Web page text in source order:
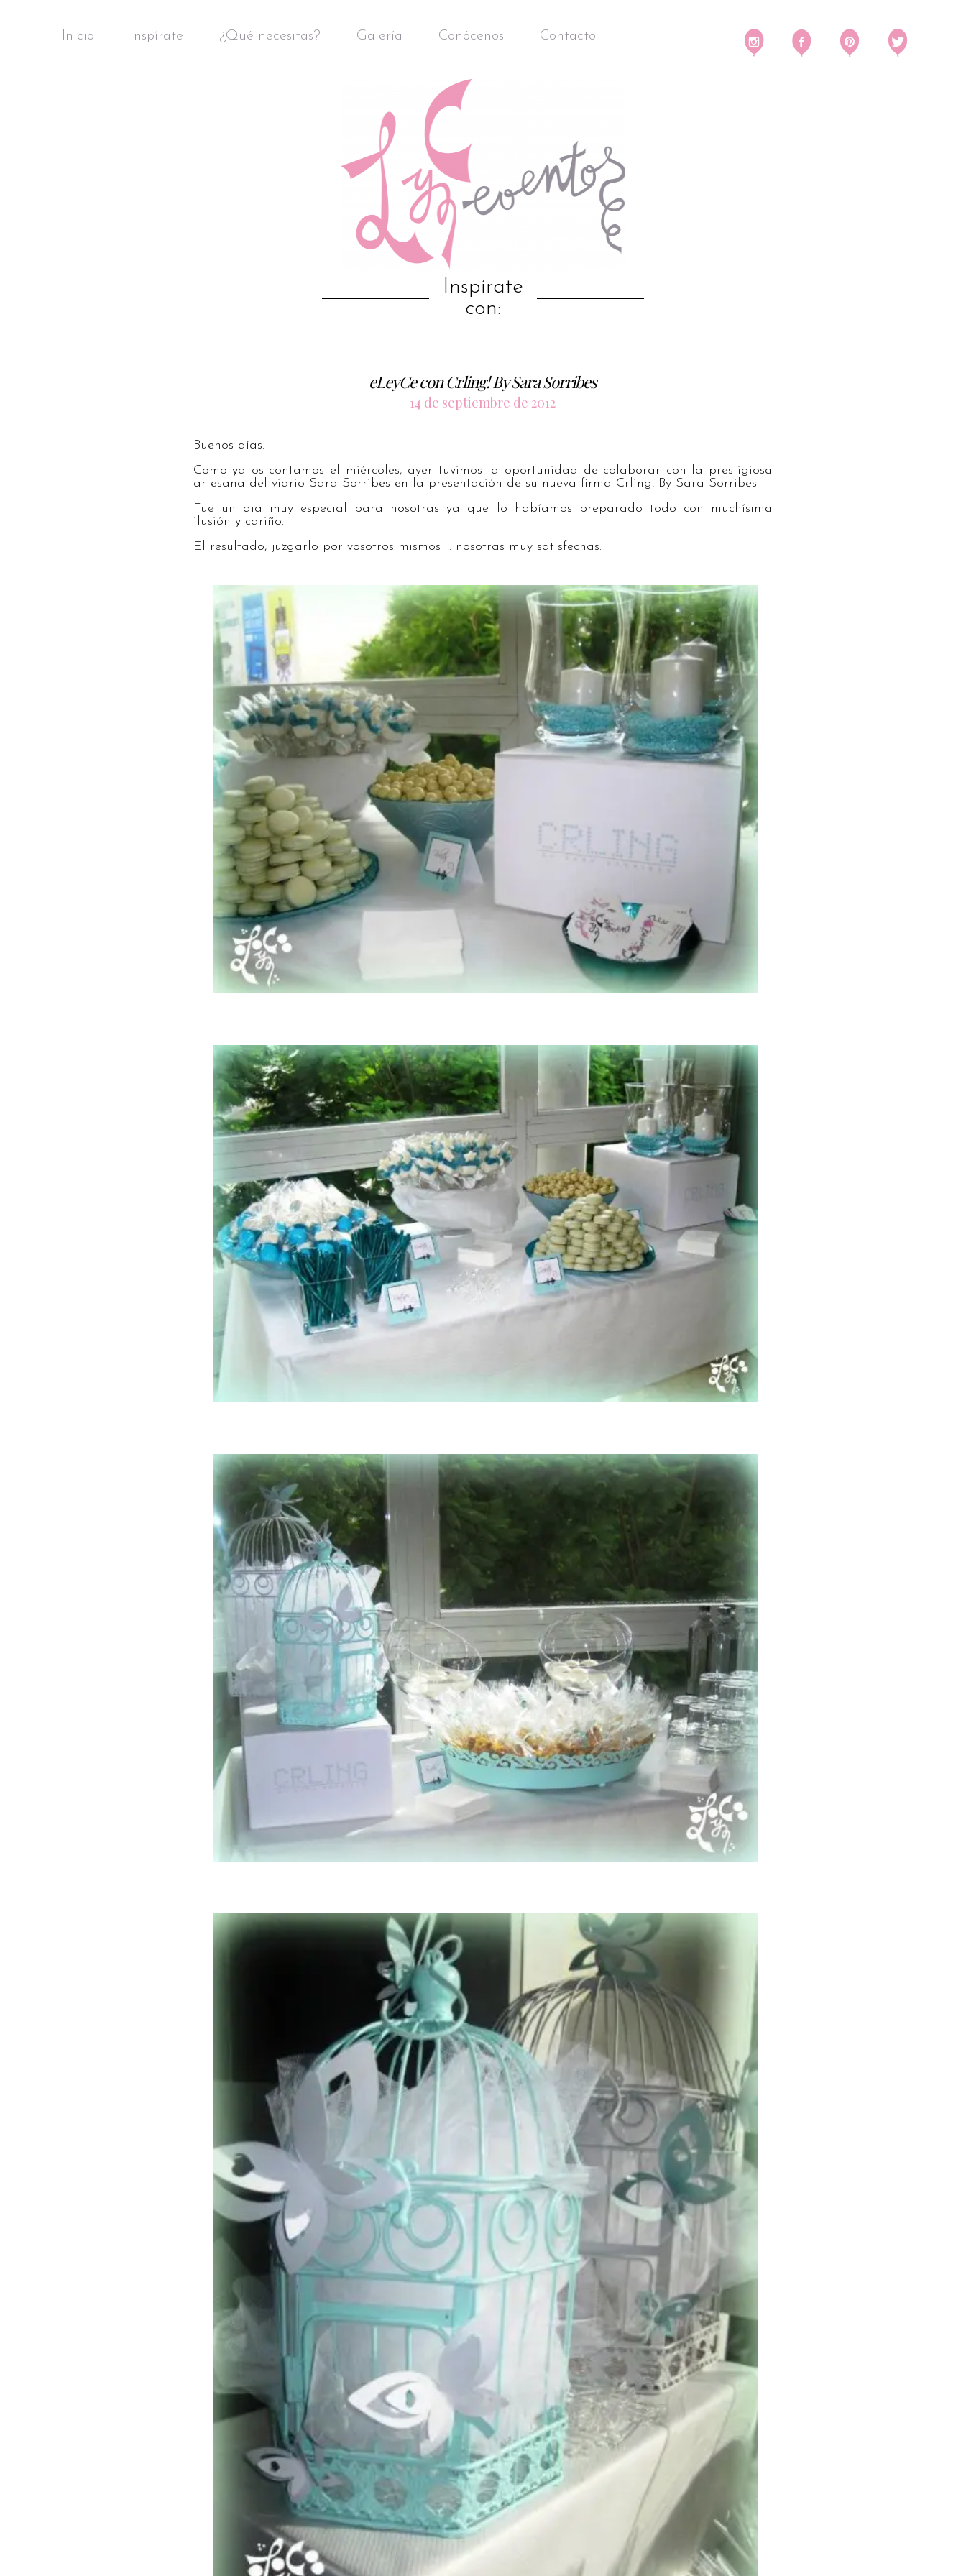
Inicio Inspírate ¿Qué necesitas? Galería Conócenos Contacto
Inspírate
con:
eLeyCe con Crling! By Sara Sorribes
14 de septiembre de 2012
Buenos días.
Como ya os contamos el miércoles, ayer tuvimos la oportunidad de colaborar con la prestigiosa
artesana del vidrio Sara Sorribes en la presentación de su nueva firma Crling! By Sara Sorribes.
Fue un dia muy especial para nosotras ya que lo habíamos preparado todo con muchísima
ilusión y cariño.
El resultado, juzgarlo por vosotros mismos … nosotras muy satisfechas.